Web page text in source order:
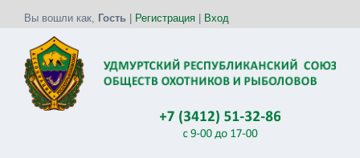
Вы вошли как, Гость Регистрация Вход